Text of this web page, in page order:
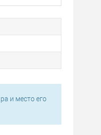
и место его